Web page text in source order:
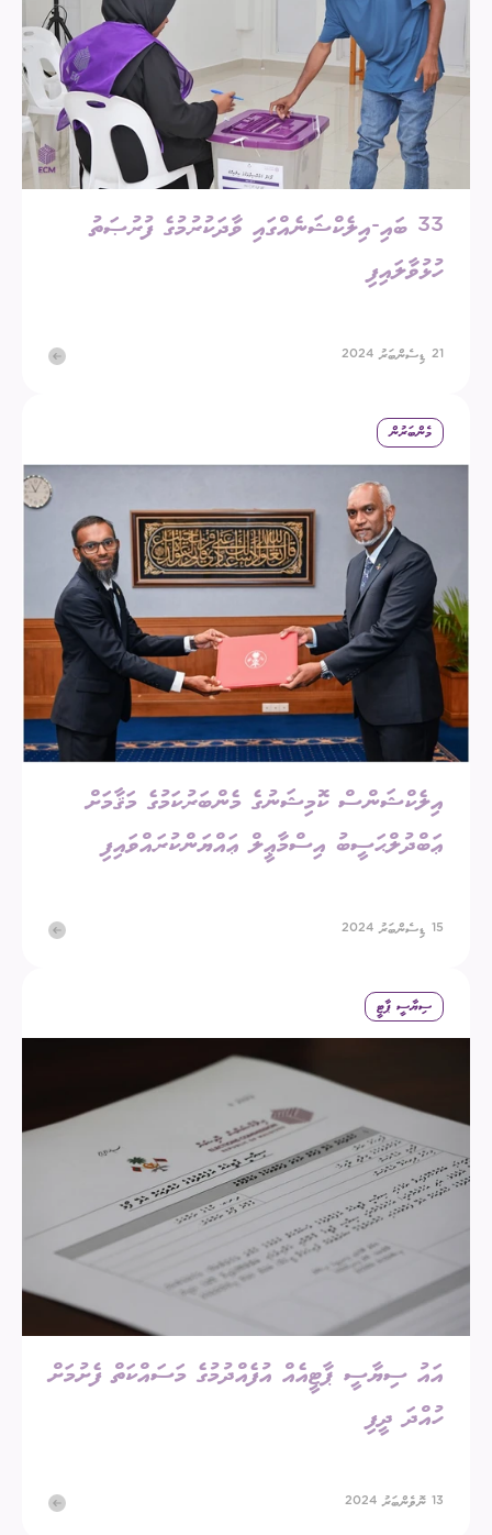
33 ބައި-އިލެކްޝަނެއްގައި ވާދަކުރުމުގެ ފުރުޞަތު
ހުޅުވާލައިފި
21 ޑިސެންބަރު 2024
މެންބަރުން
އިލެކްޝަންސް ކޮމިޝަނުގެ މެންބަރުކަމުގެ މަޤާމަށް
ޢަބްދުލްޙަސީބު އިސްމާޢީލް ޢައްޔަންކުރައްވައިފި
15 ޑިސެންބަރު 2024
ސިޔާސީ ޕާޓީ
އައު ސިޔާސީ ޕާޓީއެއް އުފެއްދުމުގެ މަސައްކަތް ފެށުމަށް
ހުއްދަ ދީފި
13 ނޮވެންބަރު 2024